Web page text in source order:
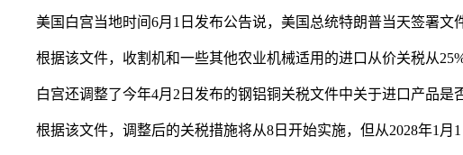
美国白宫当地时间6月1日发布公告说，美国总统特朗普当天签署文
根据该文件，收割机和一些其他农业机械适用的进口从价关税从25%
白宫还调整了今年4月2日发布的钢铝铜关税文件中关于进口产品是
根据该文件，调整后的关税措施将从8日开始实施，但从2028年1月1